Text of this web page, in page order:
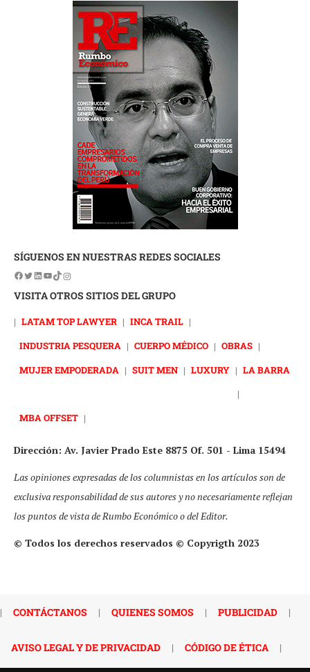
SÍGUENOS EN NUESTRAS REDES SOCIALES
VISITA OTROS SITIOS DEL GRUPO
| LATAM TOP LAWYER | INCA TRAIL |
INDUSTRIA PESQUERA | CUERPO MÉDICO | OBRAS |
MUJER EMPODERADA | SUIT MEN | LUXURY | LA BARRA
|
MBA OFFSET |
Dirección: Av. Javier Prado Este 8875 Of. 501 - Lima 15494
Las opiniones expresadas de los columnistas en los artículos son de
exclusiva responsabilidad de sus autores y no necesariamente reflejan
los puntos de vista de Rumbo Económico o del Editor.
© Todos los derechos reservados © Copyrigth 2023
| CONTÁCTANOS | QUIENES SOMOS | PUBLICIDAD |
AVISO LEGAL Y DE PRIVACIDAD | CÓDIGO DE ÉTICA |